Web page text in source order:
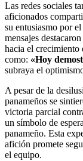
Las redes sociales
aficionados
su entusiasmo por
mensajes
hacia el crecimiento
como: «Hoy
subraya el
A pesar de la
panameños se
victoria parcial
un símbolo de
panameño. Esta
afición promete
el equipo.